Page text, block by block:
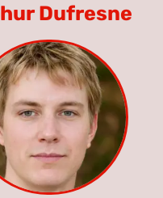
Dufresne